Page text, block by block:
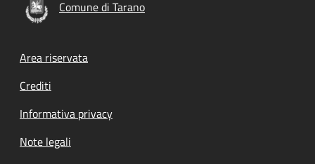
Comune di Tarano
Footer menu
Area riservata
Crediti
Informativa privacy
Note legali